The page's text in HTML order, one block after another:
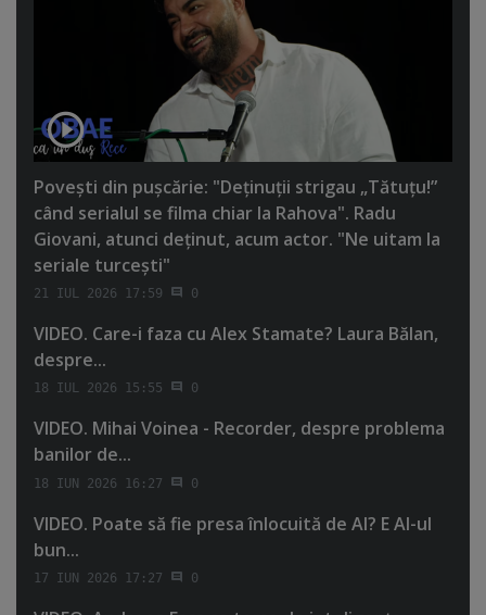
Poveşti din puşcărie: "Deţinuţii strigau „Tătuţu!”
când serialul se filma chiar la Rahova". Radu
Giovani, atunci deţinut, acum actor. "Ne uitam la
seriale turceşti"
21 IUL 2026 17:59 0
VIDEO. Care-i faza cu Alex Stamate? Laura Bălan,
despre...
18 IUL 2026 15:55 0
VIDEO. Mihai Voinea - Recorder, despre problema
banilor de...
18 IUN 2026 16:27 0
VIDEO. Poate să fie presa înlocuită de AI? E AI-ul
bun...
17 IUN 2026 17:27 0